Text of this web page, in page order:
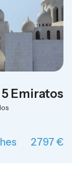
Emiratos
2797 €